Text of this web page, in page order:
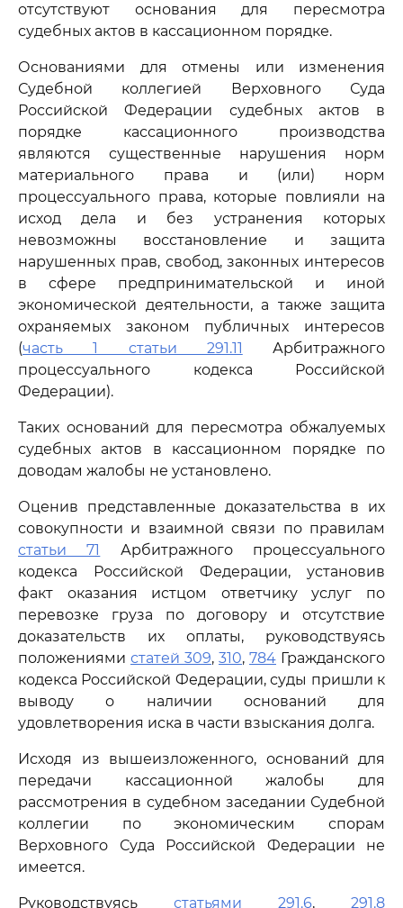
отсутствуют основания для пересмотра
судебных актов в кассационном порядке.
Основаниями для отмены или изменения
Судебной коллегией Верховного Суда
Российской Федерации судебных актов в
порядке кассационного производства
являются существенные нарушения норм
материального права и (или) норм
процессуального права, которые повлияли на
исход дела и без устранения которых
невозможны восстановление и защита
нарушенных прав, свобод, законных интересов
в сфере предпринимательской и иной
экономической деятельности, а также защита
охраняемых законом публичных интересов
(часть 1 статьи 291.11 Арбитражного
процессуального кодекса Российской
Федерации).
Таких оснований для пересмотра обжалуемых
судебных актов в кассационном порядке по
доводам жалобы не установлено.
Оценив представленные доказательства в их
совокупности и взаимной связи по правилам
статьи 71
Арбитражного процессуального
кодекса Российской Федерации, установив
факт оказания истцом ответчику услуг по
перевозке груза по договору и отсутствие
доказательств их оплаты, руководствуясь
положениями статей 309, 310, 784 Гражданского
кодекса Российской Федерации, суды пришли к
выводу о наличии оснований для
удовлетворения иска в части взыскания долга.
Исходя из вышеизложенного, оснований для
передачи кассационной жалобы для
рассмотрения в судебном заседании Судебной
коллегии по экономическим спорам
Верховного Суда Российской Федерации не
имеется.
Руководствуясь статьями 291.6, 291.8